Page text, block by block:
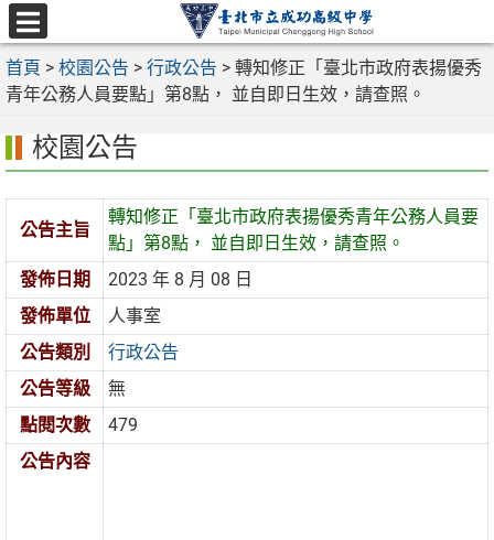
跳
至
主
要
區
選
單
首頁 > 校園公告 > 行政公告 > 轉知修正「臺北市政府表揚優秀
青年公務人員要點」第8點， 並自即日生效，請查照。
校園公告
公告主旨
轉知修正「臺北市政府表揚優秀青年公務人員要
點」第8點， 並自即日生效，請查照。
發佈日期
2023 年 8 月 08 日
發佈單位
人事室
公告類別
行政公告
公告等級
無
點閱次數
479
公告內容